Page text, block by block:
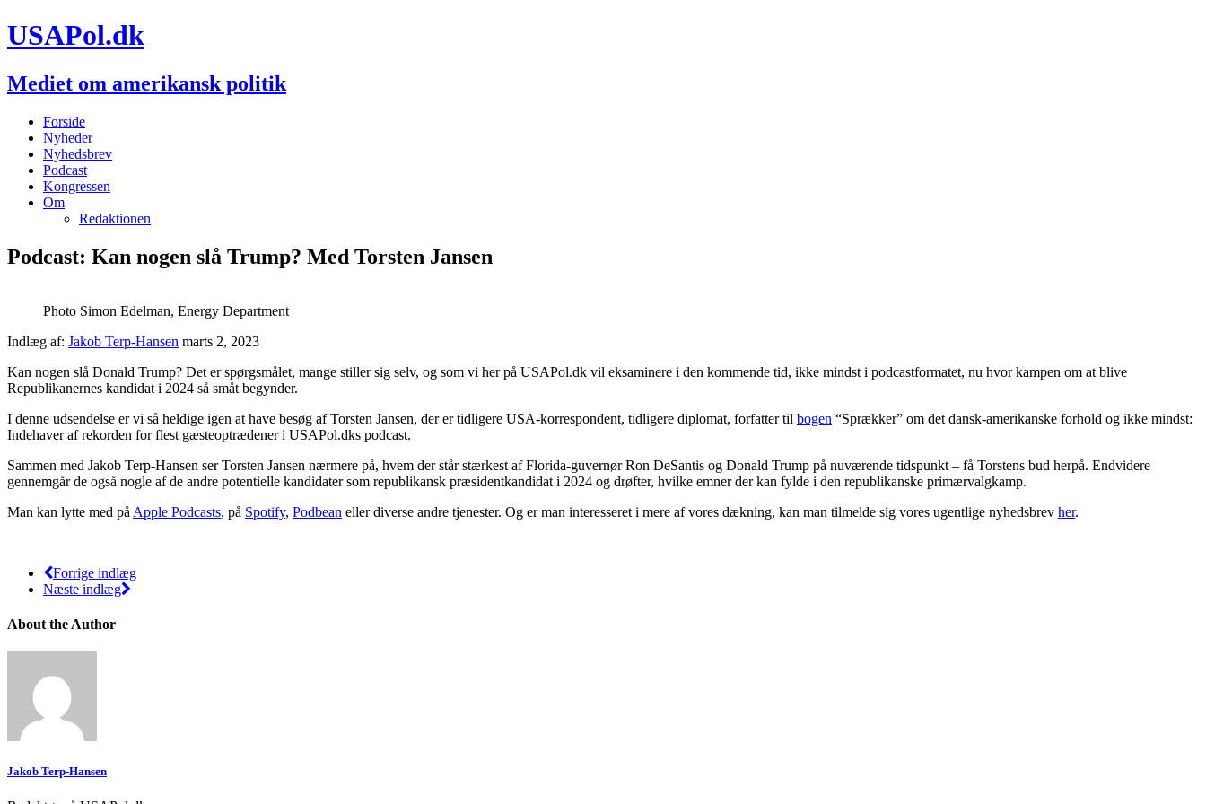
USAPol.dk
Mediet om amerikansk politik
Forside
Nyheder
Nyhedsbrev
Podcast
Kongressen
Om
Redaktionen
Podcast: Kan nogen slå Trump? Med Torsten Jansen
Photo Simon Edelman, Energy Department
Indlæg af: Jakob Terp-Hansen marts 2, 2023
Kan nogen slå Donald Trump? Det er spørgsmålet, mange stiller sig selv, og som vi her på USAPol.dk vil eksaminere i den kommende tid, ikke mindst i podcastformatet, nu hvor kampen om at blive
Republikanernes kandidat i 2024 så småt begynder.
I denne udsendelse er vi så heldige igen at have besøg af Torsten Jansen, der er tidligere USA-korrespondent, tidligere diplomat, forfatter til bogen “Sprækker” om det dansk-amerikanske forhold og ikke mindst:
Indehaver af rekorden for flest gæsteoptrædener i USAPol.dks podcast.
Sammen med Jakob Terp-Hansen ser Torsten Jansen nærmere på, hvem der står stærkest af Florida-guvernør Ron DeSantis og Donald Trump på nuværende tidspunkt – få Torstens bud herpå. Endvidere
gennemgår de også nogle af de andre potentielle kandidater som republikansk præsidentkandidat i 2024 og drøfter, hvilke emner der kan fylde i den republikanske primærvalgkamp.
Man kan lytte med på Apple Podcasts, på Spotify, Podbean eller diverse andre tjenester. Og er man interesseret i mere af vores dækning, kan man tilmelde sig vores ugentlige nyhedsbrev her.
Forrige indlæg
Næste indlæg
About the Author
Jakob Terp-Hansen